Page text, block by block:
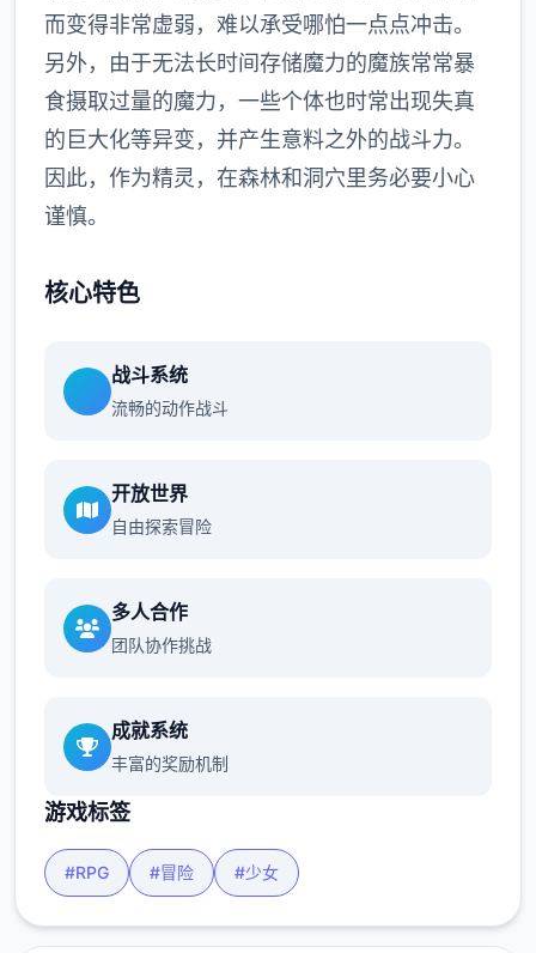
而变得非常虚弱，难以承受哪怕一点点冲击。
另外，由于无法长时间存储魔力的魔族常常暴
食摄取过量的魔力，一些个体也时常出现失真
的巨大化等异变，并产生意料之外的战斗力。
因此，作为精灵，在森林和洞穴里务必要小心
谨慎。
核心特色
战斗系统
流畅的动作战斗
开放世界
自由探索冒险
多人合作
团队协作挑战
成就系统
丰富的奖励机制
游戏标签
#RPG #冒险 #少女